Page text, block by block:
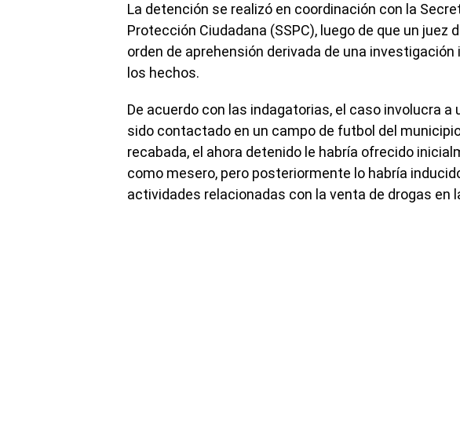
La detención se realizó en coordinación con la
Protección Ciudadana (SSPC), luego de que un juez
orden de aprehensión derivada de una
los hechos.
De acuerdo con las indagatorias, el caso involucra a
sido contactado en un campo de futbol del
recabada, el ahora detenido le habría ofrecido
como mesero, pero posteriormente lo habría
actividades relacionadas con la venta de drogas en